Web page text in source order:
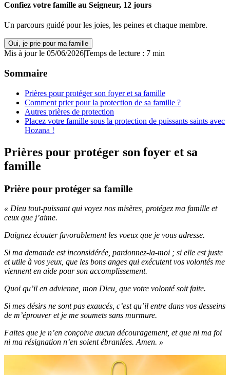
Confiez votre famille au Seigneur, 12 jours
Un parcours guidé pour les joies, les peines et chaque membre.
Oui, je prie pour ma famille
Mis à jour le 05/06/2026|Temps de lecture : 7 min
Sommaire
Prières pour protéger son foyer et sa famille
Comment prier pour la protection de sa famille ?
Autres prières de protection
Placez votre famille sous la protection de puissants saints avec
Hozana !
Prières pour protéger son foyer et sa
famille
Prière pour protéger sa famille
« Dieu tout-puissant qui voyez nos misères, protégez ma famille et
ceux que j’aime.
Daignez écouter favorablement les voeux que je vous adresse.
Si ma demande est inconsidérée, pardonnez-la-moi ; si elle est juste
et utile à vos yeux, que les bons anges qui exécutent vos volontés me
viennent en aide pour son accomplissement.
Quoi qu’il en advienne, mon Dieu, que votre volonté soit faite.
Si mes désirs ne sont pas exaucés, c’est qu’il entre dans vos desseins
de m’éprouver et je me soumets sans murmure.
Faites que je n’en conçoive aucun découragement, et que ni ma foi
ni ma résignation n’en soient ébranlées. Amen. »